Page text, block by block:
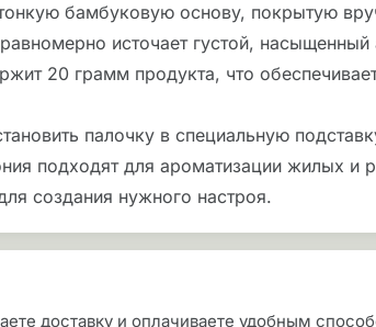
бамбуковую основу, покрытую
источает густой,
20 грамм продукта, что
палочку в специальную
подходят для ароматизации жилых и
создания нужного настроя.
доставку и оплачиваете удобным